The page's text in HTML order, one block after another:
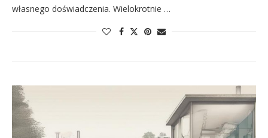
własnego doświadczenia. Wielokrotnie …